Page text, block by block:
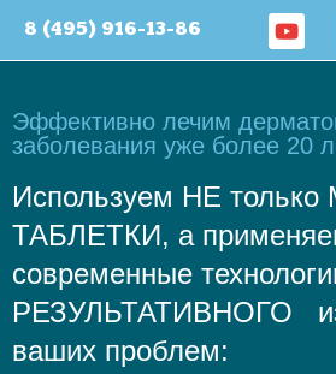
8 (495) 916-13-86
Эффективно лечим
заболевания уже более 20
Используем НЕ
ТАБЛЕТКИ, а
современные
РЕЗУЛЬТАТИВНОГО
ваших проблем: